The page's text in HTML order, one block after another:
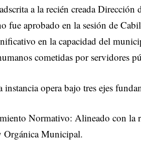
a la recién creada
fue aprobado en la sesión de
en la capacidad del
cometidas por servidores
instancia opera bajo tres ejes
Normativo: Alineado con la
Orgánica Municipal.